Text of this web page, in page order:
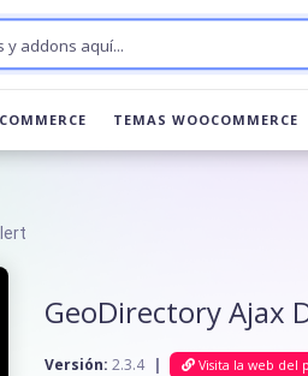
TEMAS WOOCOMMERCE
GeoDirectory Ajax
Versión: 2.3.4 | Visita la web del